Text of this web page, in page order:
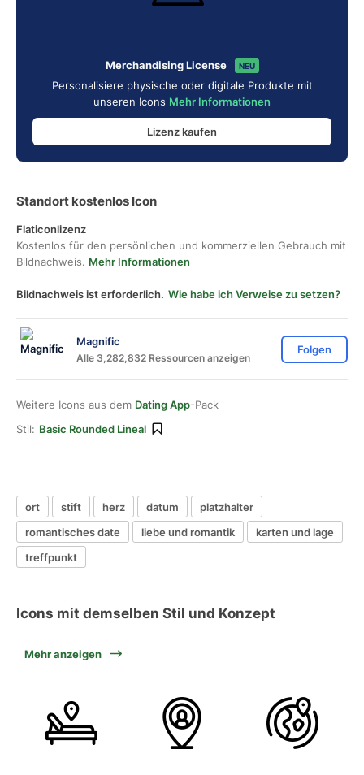
Merchandising License NEU
Personalisiere physische oder digitale Produkte mit
unseren Icons Mehr Informationen
Lizenz kaufen
Standort kostenlos Icon
Flaticonlizenz
Kostenlos für den persönlichen und kommerziellen Gebrauch mit
Bildnachweis. Mehr Informationen
Bildnachweis ist erforderlich. Wie habe ich Verweise zu setzen?
Magnific
Alle 3,282,832 Ressourcen anzeigen
Folgen
Weitere Icons aus dem Dating App-Pack
Stil: Basic Rounded Lineal
ort stift herz datum
platzhalter
romantisches date
liebe und romantik
karten und lage
treffpunkt
Icons mit demselben Stil und Konzept
Mehr anzeigen